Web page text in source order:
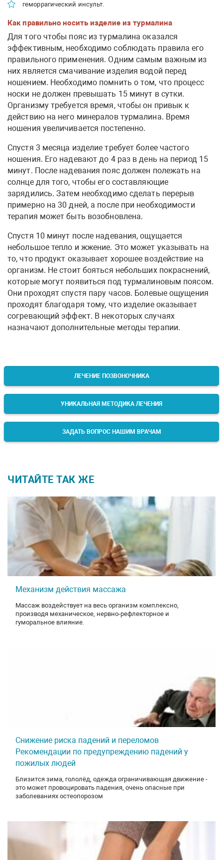
геморрагический инсульт.
Как правильно носить изделие из турмалина
Для того чтобы пояс из турмалина оказался
эффективным, необходимо соблюдать правила его
правильного применения. Одним самым важным из
них является смачивание изделия водой перед
ношением. Необходимо помнить о том, что процесс
носки не должен превышать 15 минут в сутки.
Организму требуется время, чтобы он привык к
действию на него минералов турмалина. Время
ношения увеличивается постепенно.
Спустя 3 месяца изделие требует более частого
ношения. Его надевают до 4 раз в день на период 15
минут. После надевания пояс должен полежать на
солнце для того, чтобы его составляющие
зарядились. Затем необходимо сделать перерыв
примерно на 30 дней, а после при необходимости
терапия может быть возобновлена.
Спустя 10 минут после надевания, ощущается
небольшое тепло и жжение. Это может указывать на
то, что продукт оказывает хорошее воздействие на
организм. Не стоит бояться небольших покраснений,
которые могут появиться под турмалиновым поясом.
Они проходят спустя пару часов. Болевые ощущения
проходят благодаря тому, что изделие оказывает
согревающий эффект. В некоторых случаях
назначают дополнительные методы терапии.
ЛЕЧЕНИЕ ПОЗВОНОЧНИКА
УНИКАЛЬНАЯ МЕТОДИКА ЛЕЧЕНИЯ
ЗАДАТЬ ВОПРОС НАШИМ ВРАЧАМ
ЧИТАЙТЕ ТАК ЖЕ
Механизм действия массажа
Массаж воздействует на весь организм комплексно,
производя механическое, нервно-рефлекторное и
гуморальное влияние.
Снижение риска падений и переломов
Рекомендации по предупреждению падений у
пожилых людей
Близится зима, гололёд, одежда ограничивающая движение -
это может провоцировать падения, очень опасные при
заболеваниях остеопорозом